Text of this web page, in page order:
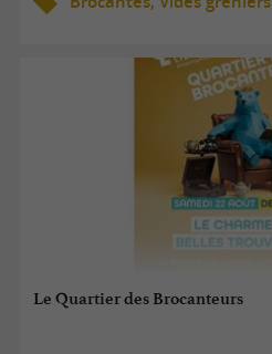
Le Quartier des Brocanteurs